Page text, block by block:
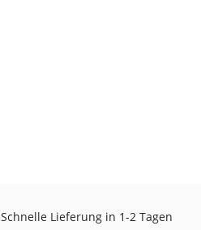
Schnelle Lieferung in 1-2 Tagen